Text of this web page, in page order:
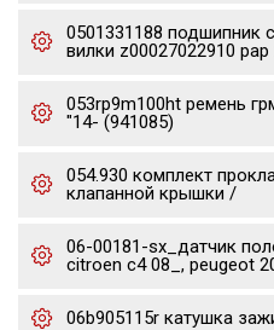
0501331188 подшипник
вилки z00027022910
053rp9m100ht ремень
"14- (941085)
054.930 комплект
клапанной крышки /
06-00181-sx_датчик
citroen c4 08_, peugeot
06b905115r катушка